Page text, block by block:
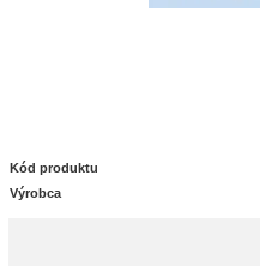
Kód produktu
Výrobca